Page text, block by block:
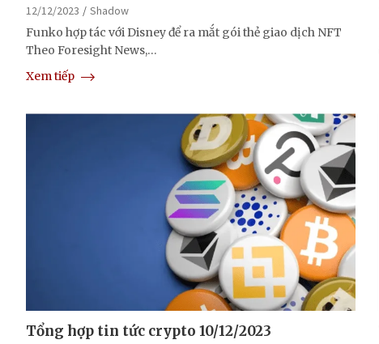
12/12/2023
Shadow
Funko hợp tác với Disney để ra mắt gói thẻ giao dịch NFT
Theo Foresight News,…
Xem tiếp
Tổng hợp tin tức crypto 10/12/2023